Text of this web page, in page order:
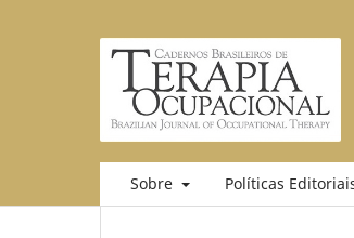
Sobre Políticas